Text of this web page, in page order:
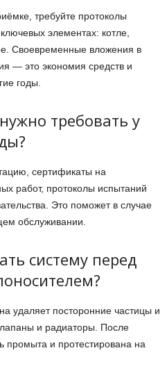
требуйте протоколы
элементах: котле,
Своевременные вложения в
— это экономия средств и
годы.
требовать у
сертификаты на
работ, протоколы испытаний
Это поможет в случае
обслуживании.
систему перед
удаляет посторонние частицы и
и радиаторы. После
промыта и протестирована на